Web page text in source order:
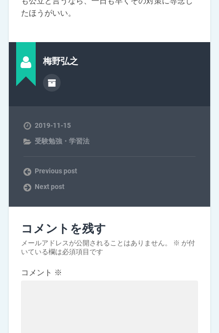
たほうがいい。
梅野弘之
2019-11-15
受験勉強・学習法
Previous post
Next post
コメントを残す
メールアドレスが公開されることはありません。 ※ が付
いている欄は必須項目です
コメント ※